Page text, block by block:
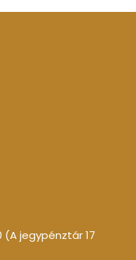
(A jegypénztár 17